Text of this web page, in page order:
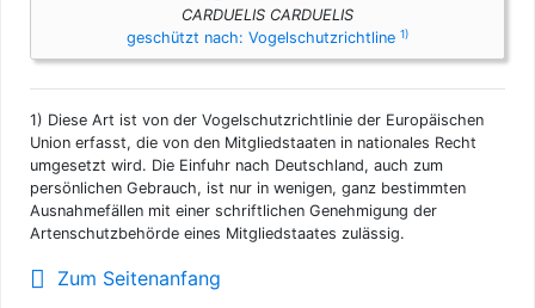
CARDUELIS CARDUELIS
geschützt nach: Vogelschutzrichtline 1)
1) Diese Art ist von der Vogelschutzrichtlinie der Europäischen
Union erfasst, die von den Mitgliedstaaten in nationales Recht
umgesetzt wird. Die Einfuhr nach Deutschland, auch zum
persönlichen Gebrauch, ist nur in wenigen, ganz bestimmten
Ausnahmefällen mit einer schriftlichen Genehmigung der
Artenschutzbehörde eines Mitgliedstaates zulässig.
Zum Seitenanfang